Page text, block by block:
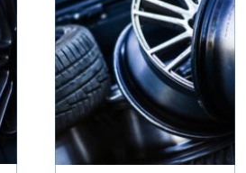
rätt tid, med rätt kunskap
och rä...